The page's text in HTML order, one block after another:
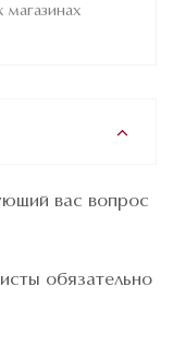
где М1 –
вас вопрос
обязательно